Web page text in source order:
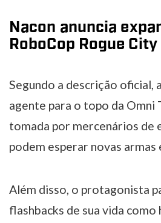
Nacon anuncia
RoboCop Rogue City
Segundo a descrição oficial,
agente para o topo da Omni
tomada por mercenários de
podem esperar novas armas
Além disso, o protagonista
flashbacks de sua vida como